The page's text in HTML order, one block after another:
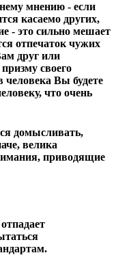
мнению - если
касаемо других,
- это сильно мешает
отпечаток чужих
друг или
своего
человека Вы будете
что очень
домысливать,
велика
приводящие